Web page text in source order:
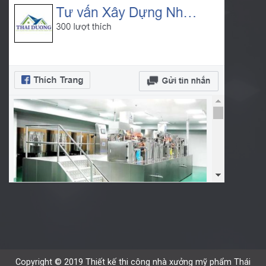
Copyright © 2019 Thiết kế thi công nhà xưởng mỹ phẩm Thái